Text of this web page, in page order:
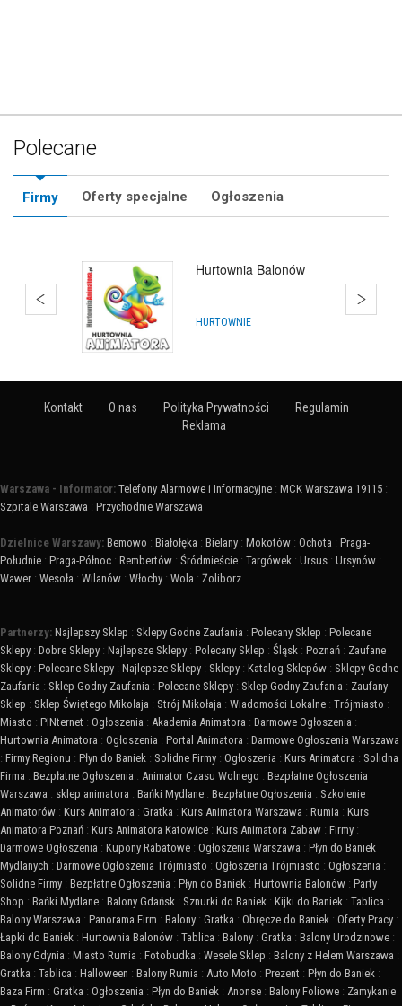
Polecane
Firmy Oferty specjalne Ogłoszenia
Hurtownia Balonów
HURTOWNIE
Kontakt O nas Polityka Prywatności
Regulamin
Reklama
Warszawa - Informator: Telefony Alarmowe i Informacyjne : MCK Warszawa 19115 :
Szpitale Warszawa : Przychodnie Warszawa
Dzielnice Warszawy: Bemowo : Białołęka : Bielany : Mokotów : Ochota : Praga-
Południe : Praga-Północ : Rembertów : Śródmieście : Targówek : Ursus : Ursynów :
Wawer : Wesoła : Wilanów : Włochy : Wola : Żoliborz
Partnerzy: Najlepszy Sklep : Sklepy Godne Zaufania : Polecany Sklep : Polecane
Sklepy : Dobre Sklepy : Najlepsze Sklepy : Polecany Sklep : Śląsk : Poznań : Zaufane
Sklepy : Polecane Sklepy : Najlepsze Sklepy : Sklepy : Katalog Sklepów : Sklepy Godne
Zaufania : Sklep Godny Zaufania : Polecane Sklepy : Sklep Godny Zaufania : Zaufany
Sklep : Sklep Świętego Mikołaja : Strój Mikołaja : Wiadomości Lokalne : Trójmiasto :
Miasto : PINternet : Ogłoszenia : Akademia Animatora : Darmowe Ogłoszenia :
Hurtownia Animatora : Ogłoszenia : Portal Animatora : Darmowe Ogłoszenia Warszawa
: Firmy Regionu : Płyn do Baniek : Solidne Firmy : Ogłoszenia : Kurs Animatora : Solidna
Firma : Bezpłatne Ogłoszenia : Animator Czasu Wolnego : Bezpłatne Ogłoszenia
Warszawa : sklep animatora : Bańki Mydlane : Bezpłatne Ogłoszenia : Szkolenie
Animatorów : Kurs Animatora : Gratka : Kurs Animatora Warszawa : Rumia : Kurs
Animatora Poznań : Kurs Animatora Katowice : Kurs Animatora Zabaw : Firmy :
Darmowe Ogłoszenia : Kupony Rabatowe : Ogłoszenia Warszawa : Płyn do Baniek
Mydlanych : Darmowe Ogłoszenia Trójmiasto : Ogłoszenia Trójmiasto : Ogłoszenia :
Solidne Firmy : Bezpłatne Ogłoszenia : Płyn do Baniek : Hurtownia Balonów : Party
Shop : Bańki Mydlane : Balony Gdańsk : Sznurki do Baniek : Kijki do Baniek : Tablica :
Balony Warszawa : Panorama Firm : Balony : Gratka : Obręcze do Baniek : Oferty Pracy :
Łapki do Baniek : Hurtownia Balonów : Tablica : Balony : Gratka : Balony Urodzinowe :
Balony Gdynia : Miasto Rumia : Fotobudka : Wesele Sklep : Balony z Helem Warszawa :
Gratka : Tablica : Halloween : Balony Rumia : Auto Moto : Prezent : Płyn do Baniek :
Baza Firm : Gratka : Ogłoszenia : Płyn do Baniek : Anonse : Balony Foliowe : Zamykanie